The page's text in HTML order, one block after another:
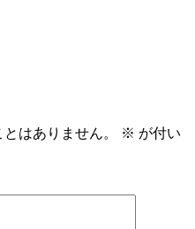
はありません。 ※ が付い